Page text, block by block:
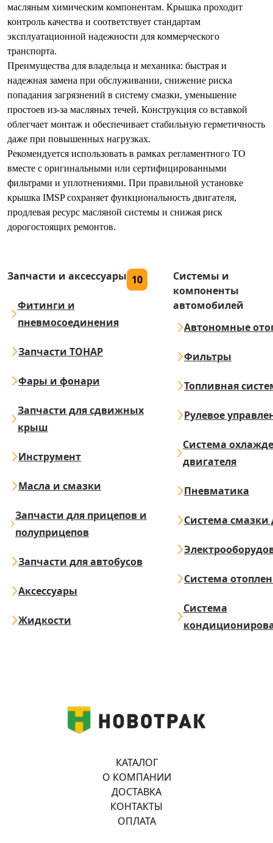
масляным химическим компонентам. Крышка проходит
контроль качества и соответствует стандартам
эксплуатационной надежности для коммерческого
транспорта.
Преимущества для владельца и механика: быстрая и
надежная замена при обслуживании, снижение риска
попадания загрязнений в систему смазки, уменьшение
простоев из-за масляных течей. Конструкция со вставкой
облегчает монтаж и обеспечивает стабильную герметичность
даже при повышенных нагрузках.
Рекомендуется использовать в рамках регламентного ТО
вместе с оригинальными или сертифицированными
фильтрами и уплотнениями. При правильной установке
крышка IMSP сохраняет функциональность двигателя,
продлевая ресурс масляной системы и снижая риск
дорогостоящих ремонтов.
Запчасти и аксессуары 10
Фитинги и
пневмосоединения
Запчасти ТОНАР
Фары и фонари
Запчасти для сдвижных
крыш
Инструмент
Масла и смазки
Запчасти для прицепов и
полуприцепов
Запчасти для автобусов
Аксессуары
Жидкости
Системы и
компоненты
автомобилей
Автономные
Фильтры
Топливная
Рулевое
Система
двигателя
Пневматика
Система смазки
Система
Система
КАТАЛОГ
О КОМПАНИИ
ДОСТАВКА
КОНТАКТЫ
ОПЛАТА